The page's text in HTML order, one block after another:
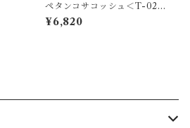
ペタンコサコッシュ＜T-0280
＞
¥6,820